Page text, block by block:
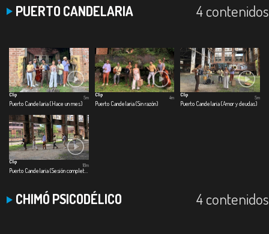
PUERTO CANDELARIA 4 contenidos
Clip
Puerto Candelaria (Hace un mes)
5m
Clip
Puerto Candelaria (Sin razón)
4m
Clip
Puerto Candelaria (Amor y deudas)
5m
Clip
18m
CHIMÓ PSICODÉLICO 4 contenidos